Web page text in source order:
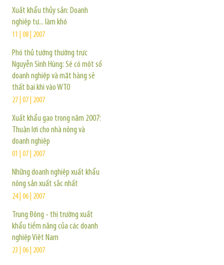
Xuất khẩu thủy sản: Doanh
nghiệp tự... làm khó
11 | 08 | 2007
Phó thủ tướng thường trực
Nguyễn Sinh Hùng: Sẽ có một số
doanh nghiệp và mặt hàng sẽ
thất bại khi vào WTO
27 | 07 | 2007
Xuất khẩu gạo trong năm 2007:
Thuận lợi cho nhà nông và
doanh nghiệp
01 | 07 | 2007
Những doanh nghiệp xuất khẩu
nông sản xuất sắc nhất
24 | 06 | 2007
Trung Đông - thị trường xuất
khẩu tiềm năng của các doanh
nghiệp Việt Nam
23 | 06 | 2007